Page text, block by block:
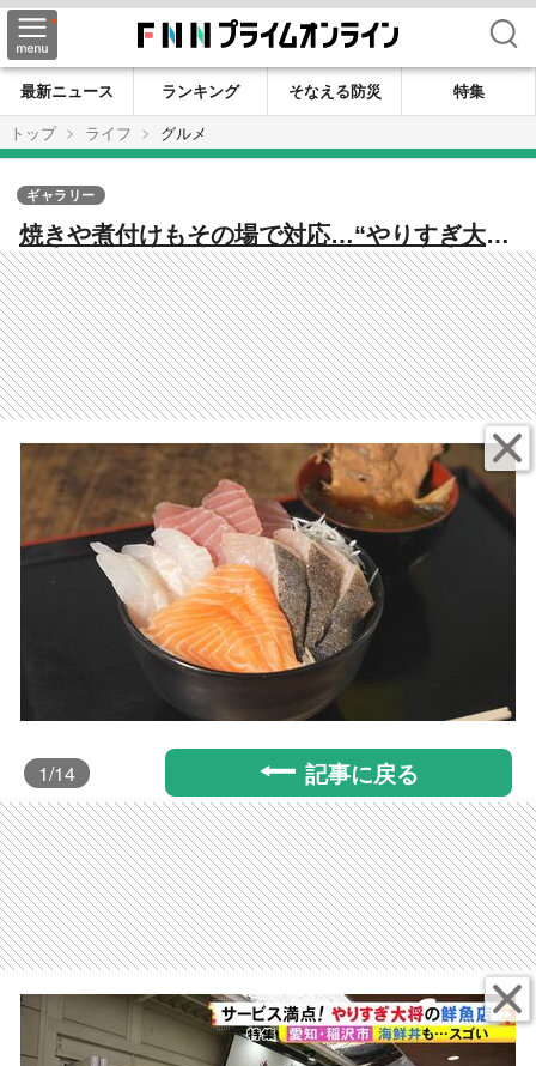
検索
最新ニュース ランキング そなえる防災
特集
トップ
ライフ グルメ
焼きや煮付けもその場で対応…“やりすぎ大
将”のサービスが止まらない鮮魚店 地元の天然
魚を驚きの安さで
ギャラリー
1/14 記事に戻る